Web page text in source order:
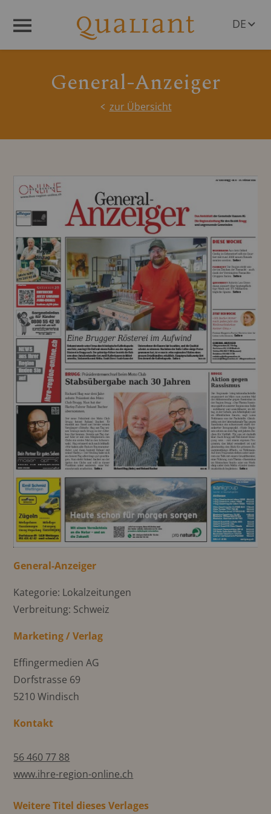
DE
General-Anzeiger
zur Übersicht
General-Anzeiger
Kategorie: Lokalzeitungen
Verbreitung: Schweiz
Marketing / Verlag
Effingermedien AG
Dorfstrasse 69
5210 Windisch
Kontakt
56 460 77 88
www.ihre-region-online.ch
Weitere Titel dieses Verlages